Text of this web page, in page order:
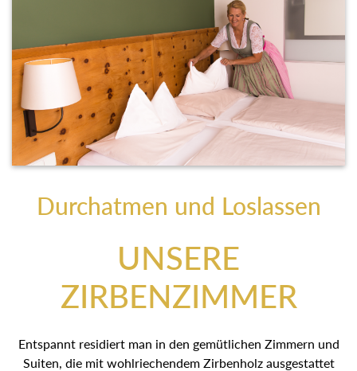
Durchatmen und Loslassen
UNSERE
ZIRBENZIMMER
Entspannt residiert man in den gemütlichen Zimmern und
Suiten, die mit wohlriechendem Zirbenholz ausgestattet